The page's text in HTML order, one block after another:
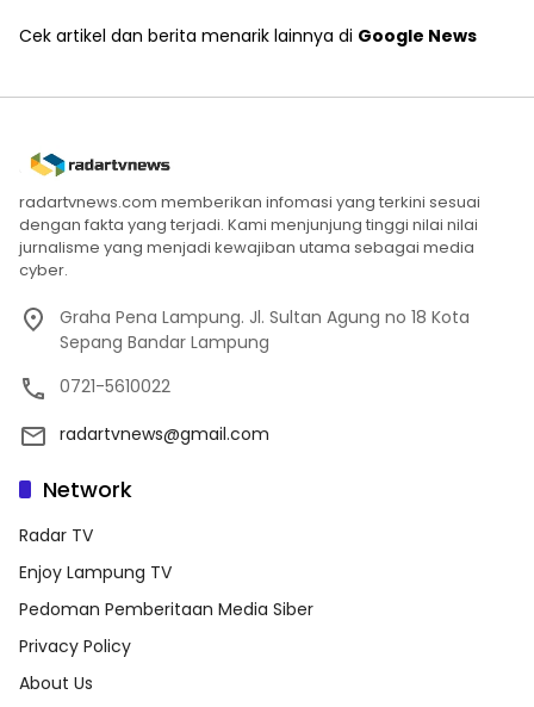
Cek artikel dan berita menarik lainnya di Google News
radartvnews.com memberikan infomasi yang terkini sesuai
dengan fakta yang terjadi. Kami menjunjung tinggi nilai nilai
jurnalisme yang menjadi kewajiban utama sebagai media
cyber.
Graha Pena Lampung. Jl. Sultan Agung no 18 Kota
Sepang Bandar Lampung
0721-5610022
radartvnews@gmail.com
Network
Radar TV
Enjoy Lampung TV
Pedoman Pemberitaan Media Siber
Privacy Policy
About Us